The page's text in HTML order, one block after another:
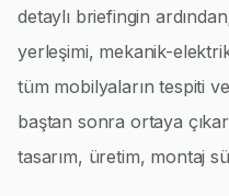
detaylı briefingin
yerleşimi, mekanik-
tüm mobilyaların tespiti
baştan sonra ortaya
tasarım, üretim, montaj